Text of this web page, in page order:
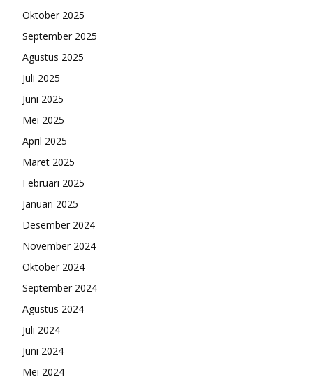
Oktober 2025
September 2025
Agustus 2025
Juli 2025
Juni 2025
Mei 2025
April 2025
Maret 2025
Februari 2025
Januari 2025
Desember 2024
November 2024
Oktober 2024
September 2024
Agustus 2024
Juli 2024
Juni 2024
Mei 2024